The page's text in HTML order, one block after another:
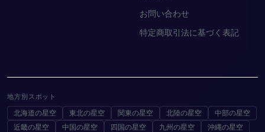
お問い合わせ
特定商取引法に基づく表記
地方別スポット
北海道の星空 東北の星空 関東の星空 北陸の星空
中部の星空
近畿の星空
中国の星空 四国の星空 九州の星空 沖縄の星空